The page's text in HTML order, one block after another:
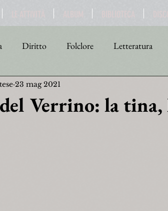
Diritto Folclore Letteratura
Religione
Verrino: la tina,
23 mag 2021